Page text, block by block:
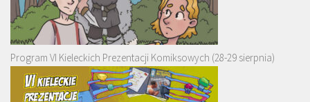
Program VI Kieleckich Prezentacji Komiksowych (28-29 sierpnia)